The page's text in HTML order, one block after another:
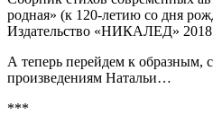
родная» (к 120-летию со дня
Издательство «НИКАЛЕД» 2018
А теперь перейдем к образным,
произведениям Натальи…
***